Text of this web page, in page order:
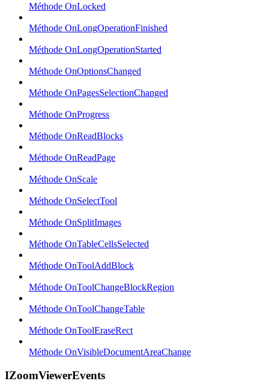
Méthode OnLocked
Méthode OnLongOperationFinished
Méthode OnLongOperationStarted
Méthode OnOptionsChanged
Méthode OnPagesSelectionChanged
Méthode OnProgress
Méthode OnReadBlocks
Méthode OnReadPage
Méthode OnScale
Méthode OnSelectTool
Méthode OnSplitImages
Méthode OnTableCellsSelected
Méthode OnToolAddBlock
Méthode OnToolChangeBlockRegion
Méthode OnToolChangeTable
Méthode OnToolEraseRect
Méthode OnVisibleDocumentAreaChange
IZoomViewerEvents